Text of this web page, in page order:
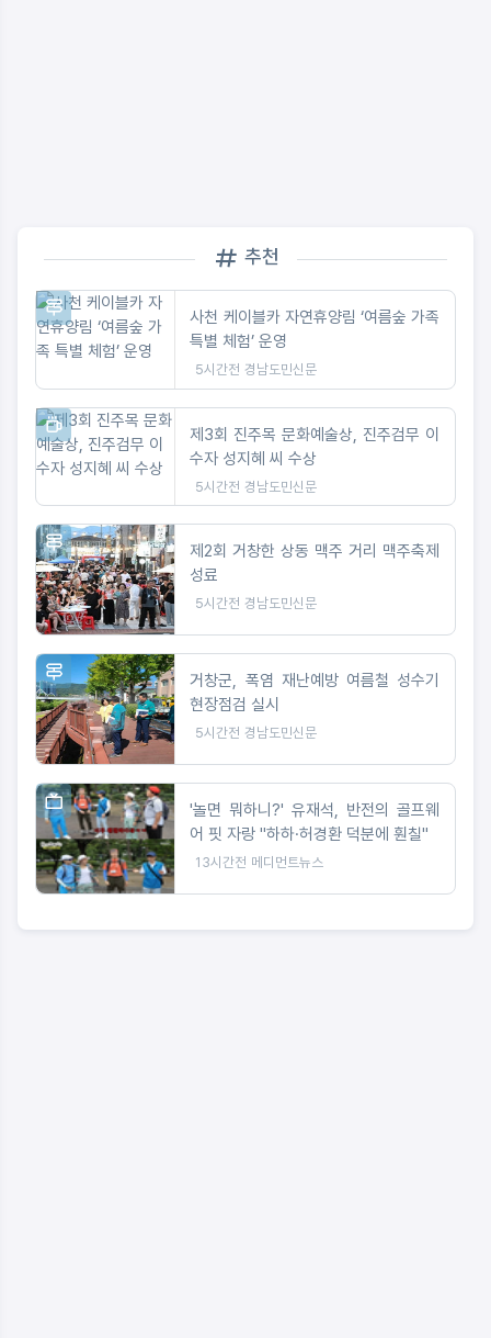
추천
사천 케이블카 자연휴양림 ‘여름숲 가족
특별 체험’ 운영
5시간전 경남도민신문
제3회 진주목 문화예술상, 진주검무 이
수자 성지혜 씨 수상
5시간전 경남도민신문
제2회 거창한 상동 맥주 거리 맥주축제
성료
5시간전 경남도민신문
거창군, 폭염 재난예방 여름철 성수기
현장점검 실시
5시간전 경남도민신문
'놀면 뭐하니?' 유재석, 반전의 골프웨
어 핏 자랑 "하하·허경환 덕분에 훤칠"
13시간전 메디먼트뉴스